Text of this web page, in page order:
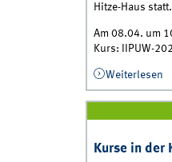
Hitze-Haus statt.
Am 08.04. um
Kurs: IIPUW-
Weiterlesen
Kurse in der